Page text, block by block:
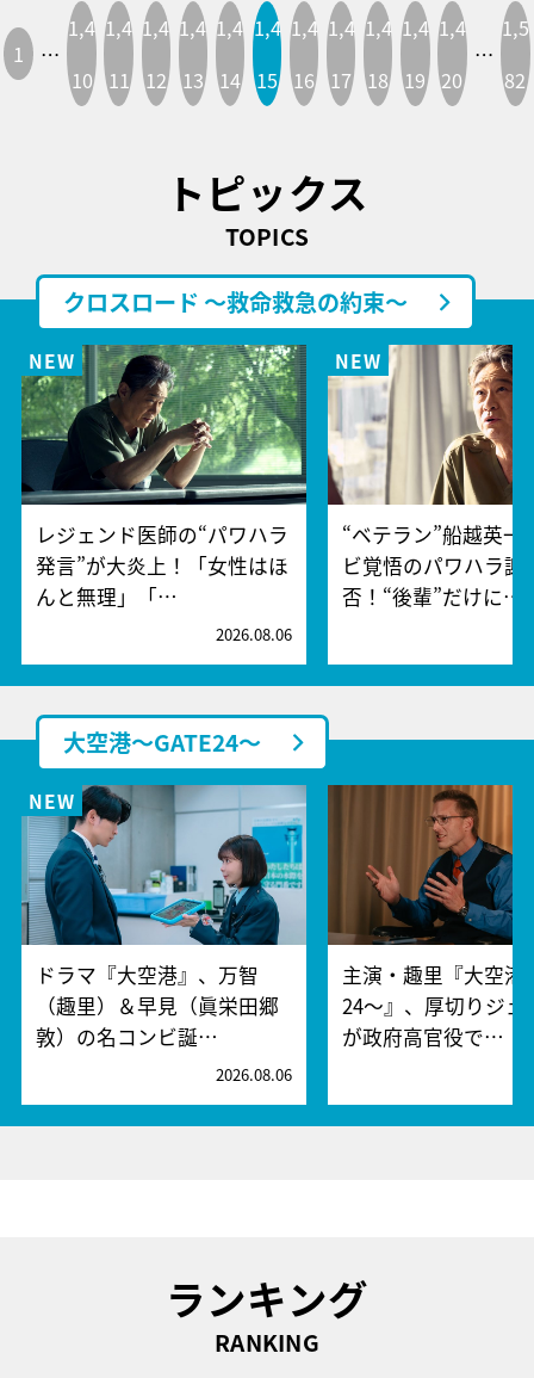
1 …
1,4
10
1,4
11
1,4
12
1,4
13
1,4
14
1,4
15
1,4
16
1,4
17
1,4
18
1,4
19
1,4
20
…
1,5
82
トピックス
TOPICS
クロスロード ～救命救急の約束～
レジェンド医師の“パワハラ
発言”が大炎上！「女性はほ
んと無理」「…
2026.08.06
“ベテラン”船越英一
ビ覚悟のパワハラ謝
否！“後輩”だけに…
大空港～GATE24～
ドラマ『大空港』、万智
（趣里）＆早見（眞栄田郷
敦）の名コンビ誕…
2026.08.06
主演・趣里『大空港
24～』、厚切りジェ
が政府高官役で…
ランキング
RANKING